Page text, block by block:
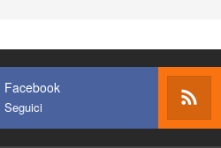
Facebook
Seguici